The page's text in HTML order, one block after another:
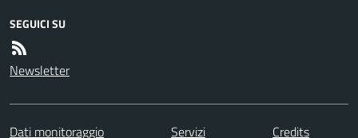
SEGUICI SU
Newsletter
Dati monitoraggio Servizi Credits